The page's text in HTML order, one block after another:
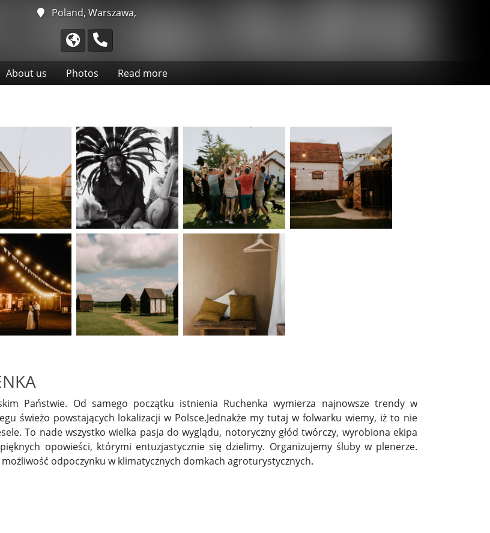
Poland, Warszawa,
About us Photos Read more
Państwie. Od samego początku istnienia Ruchenka wymierza najnowsze trendy w
świeżo powstających lokalizacji w Polsce.Jednakże my tutaj w folwarku wiemy, iż to nie
To nade wszystko wielka pasja do wyglądu, notoryczny głód twórczy, wyrobiona ekipa
opowieści, którymi entuzjastycznie się dzielimy. Organizujemy śluby w plenerze.
odpoczynku w klimatycznych domkach agroturystycznych.